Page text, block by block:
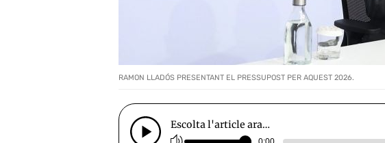
RAMON LLADÓS PRESENTANT EL PRESSUPOST PER AQUEST 2026.
Escolta l'article ara…